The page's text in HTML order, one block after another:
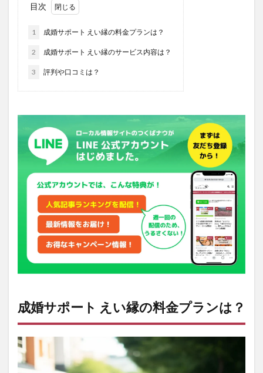
目次
1 成婚サポート えい縁の料金プランは？
2 成婚サポート えい縁のサービス内容は？
3 評判や口コミは？
成婚サポート えい縁の料金プランは？